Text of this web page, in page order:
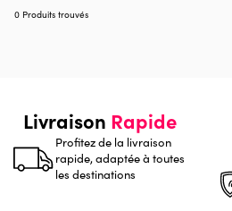
0 Produits trouvés
Livraison Rapide
Profitez de la livraison
rapide, adaptée à toutes
les destinations